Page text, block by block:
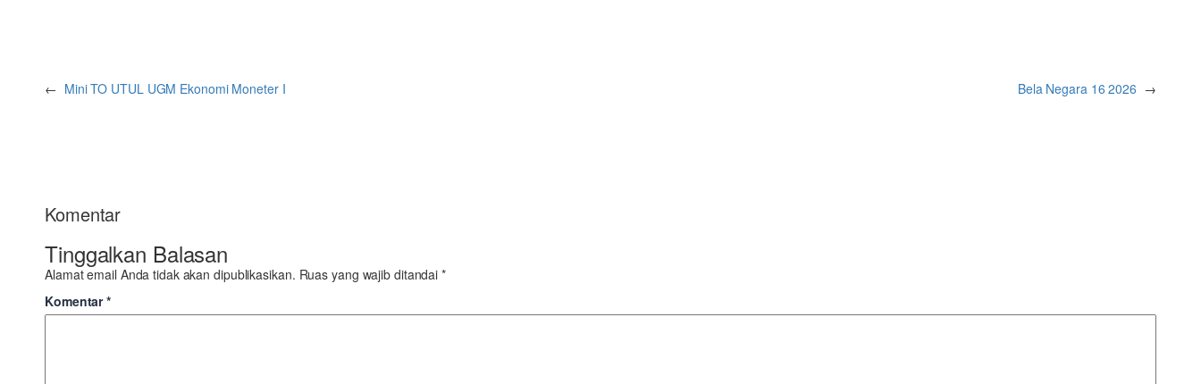
← Mini TO UTUL UGM Ekonomi Moneter I Bela Negara 16 2026 →
Komentar
Tinggalkan Balasan
Alamat email Anda tidak akan dipublikasikan. Ruas yang wajib ditandai*
Komentar*